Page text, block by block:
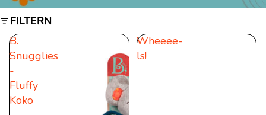
Zur Ergebnisliste springen
FILTERN
B.
Snugglies
-
Fluffy
Koko
Wheeee-
ls!